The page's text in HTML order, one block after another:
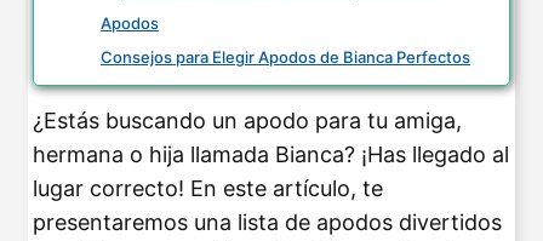
Apodos
Consejos para Elegir Apodos de Bianca Perfectos
¿Estás buscando un apodo para tu amiga,
hermana o hija llamada Bianca? ¡Has llegado al
lugar correcto! En este artículo, te
presentaremos una lista de apodos divertidos